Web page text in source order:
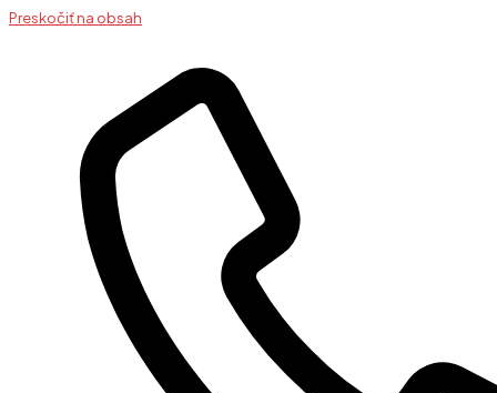
Preskočiť na obsah